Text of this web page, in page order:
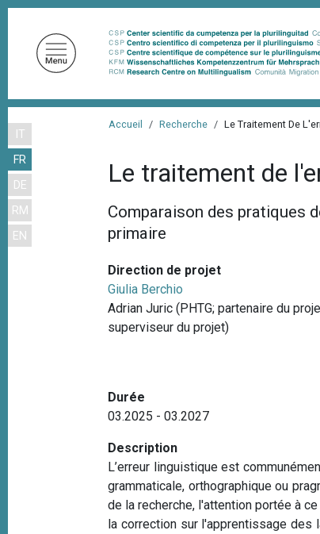
IT
FR
DE
RM
EN
A
Accueil Recherche Le Traitement De
Le traitement de
Comparaison des pratiques
primaire
Direction de projet
Giulia Berchio
Adrian Juric (PHTG; partenaire du
superviseur du projet)
Durée
03.2025 - 03.2027
Description
L’erreur linguistique est
grammaticale, orthographique ou
de la recherche, l'attention portée à
la correction sur l'apprentissage des